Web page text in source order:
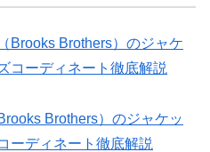
Brothers）のジャケッ
ーディネート徹底解説